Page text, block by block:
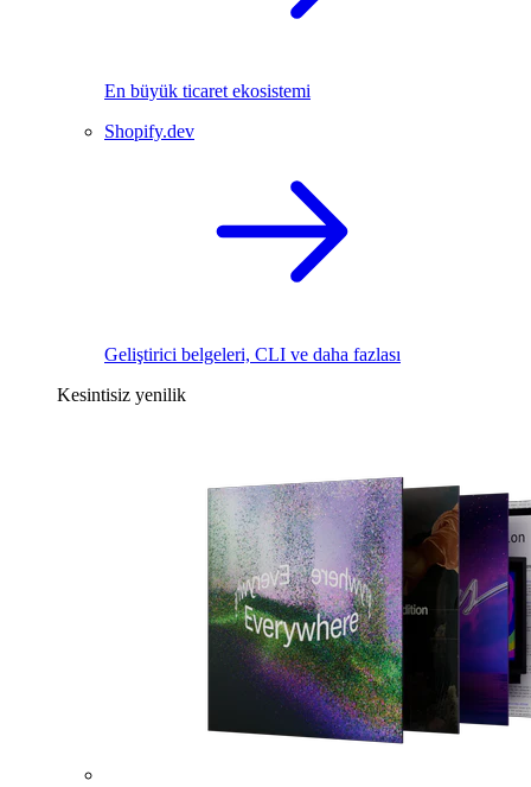
En büyük ticaret ekosistemi
Shopify.dev
Geliştirici belgeleri, CLI ve daha fazlası
Kesintisiz yenilik